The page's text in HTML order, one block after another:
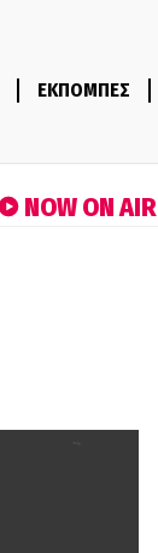
ΕΚΠΟΜΠΕΣ
NOW ON AIR